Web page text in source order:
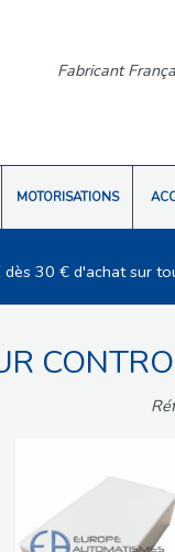
Fabricant
MOTORISATIONS
dès 30 € d'achat sur